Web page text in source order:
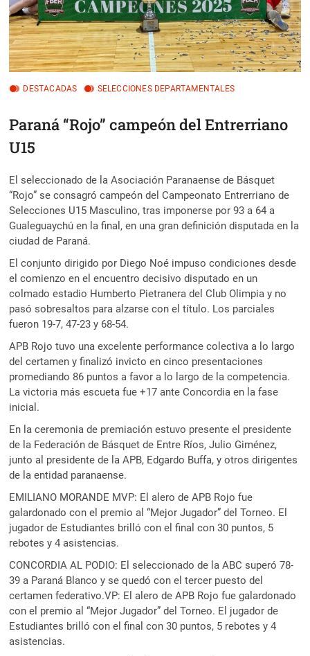
DESTACADAS SELECCIONES DEPARTAMENTALES
Paraná “Rojo” campeón del Entrerriano
U15
El seleccionado de la Asociación Paranaense de Básquet
“Rojo” se consagró campeón del Campeonato Entrerriano de
Selecciones U15 Masculino, tras imponerse por 93 a 64 a
Gualeguaychú en la final, en una gran definición disputada en la
ciudad de Paraná.
El conjunto dirigido por Diego Noé impuso condiciones desde
el comienzo en el encuentro decisivo disputado en un
colmado estadio Humberto Pietranera del Club Olimpia y no
pasó sobresaltos para alzarse con el título. Los parciales
fueron 19-7, 47-23 y 68-54.
APB Rojo tuvo una excelente performance colectiva a lo largo
del certamen y finalizó invicto en cinco presentaciones
promediando 86 puntos a favor a lo largo de la competencia.
La victoria más escueta fue +17 ante Concordia en la fase
inicial.
En la ceremonia de premiación estuvo presente el presidente
de la Federación de Básquet de Entre Ríos, Julio Giménez,
junto al presidente de la APB, Edgardo Buffa, y otros dirigentes
de la entidad paranaense.
EMILIANO MORANDE MVP: El alero de APB Rojo fue
galardonado con el premio al “Mejor Jugador” del Torneo. El
jugador de Estudiantes brilló con el final con 30 puntos, 5
rebotes y 4 asistencias.
CONCORDIA AL PODIO: El seleccionado de la ABC superó 78-
39 a Paraná Blanco y se quedó con el tercer puesto del
certamen federativo.VP: El alero de APB Rojo fue galardonado
con el premio al “Mejor Jugador” del Torneo. El jugador de
Estudiantes brilló con el final con 30 puntos, 5 rebotes y 4
asistencias.